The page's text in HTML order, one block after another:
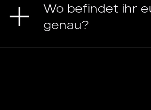
Wo befindet ihr
genau?